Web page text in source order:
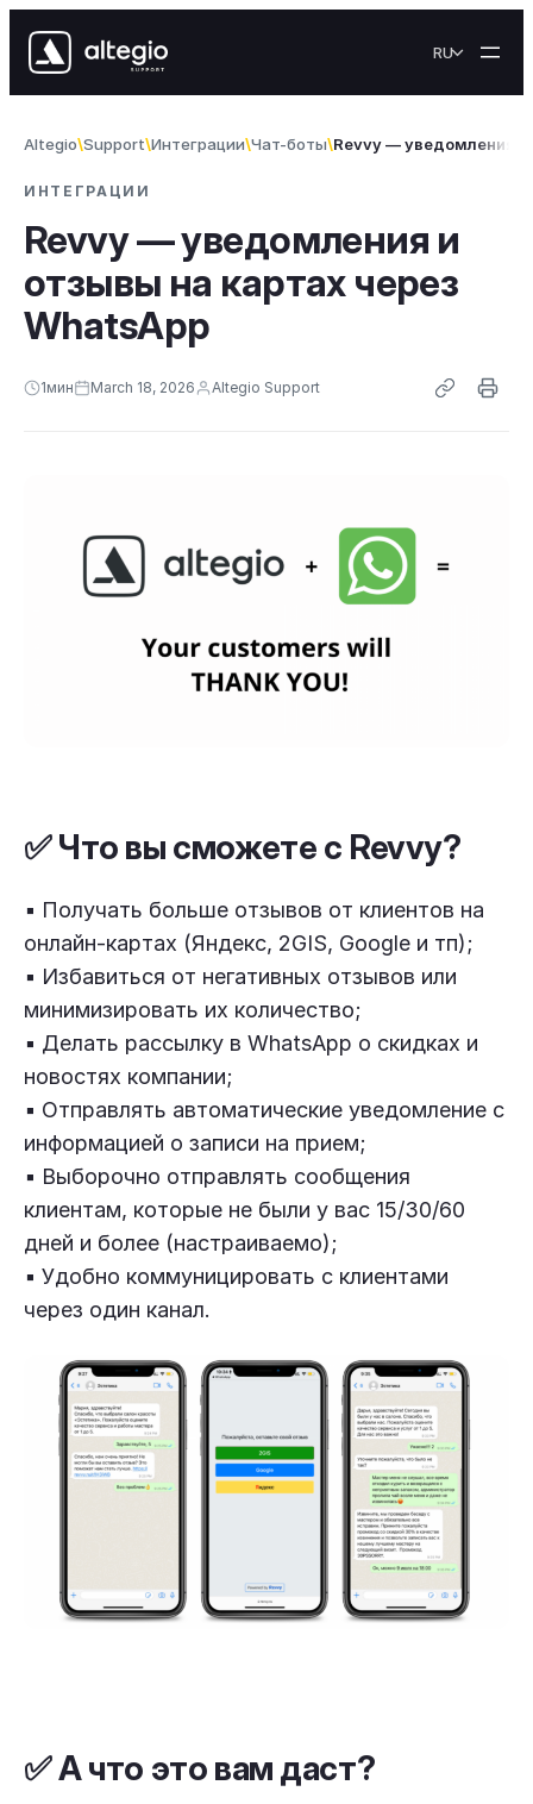
RU
Altegio Support Интеграции Чат-боты Revvy — уведомления и
ИНТЕГРАЦИИ
Revvy — уведомления и
отзывы на картах через
WhatsApp
1мин March 18, 2026 Altegio Support
✅ Что вы сможете с Revvy?
▪️ Получать больше отзывов от клиентов на
онлайн-картах (Яндекс, 2GIS, Google и тп);
▪️ Избавиться от негативных отзывов или
минимизировать их количество;
▪️ Делать рассылку в WhatsApp о скидках и
новостях компании;
▪️ Отправлять автоматические уведомление с
информацией о записи на прием;
▪️ Выборочно отправлять сообщения
клиентам, которые не были у вас 15/30/60
дней и более (настраиваемо);
▪️ Удобно коммуницировать с клиентами
через один канал.
✅ А что это вам даст?